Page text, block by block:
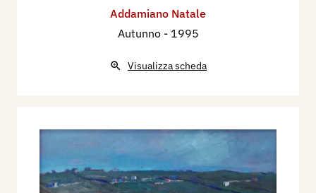
Addamiano Natale
Autunno - 1995
Visualizza scheda